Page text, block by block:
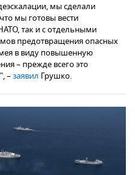
мы сделали
мы готовы вести
так и с отдельными
предотвращения опасных
в виду повышенную
– прежде всего это
– заявил Грушко.